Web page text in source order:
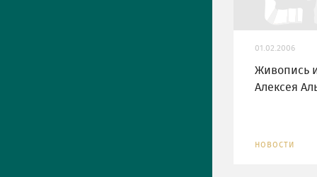
01.02.2006
Живопись
Алексея
НОВОСТИ